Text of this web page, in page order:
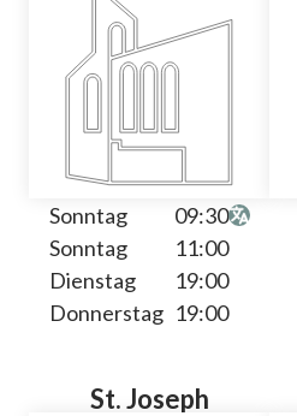
Sonntag
09:30
Sonntag
11:00
Dienstag
19:00
Donnerstag 19:00
St. Joseph